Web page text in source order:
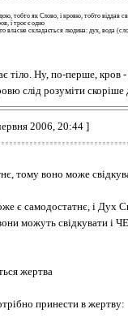
тобто як Слово, і кровю, тобто віддав
і троє є одно
власне складається людина: дух, вода
тіло. Ну, по-перше, кров
слід розуміти
2006, 20:44 ]
тому воно може
є самодостатнє, і Дух
можуть свідкувати і
жертва
принести в жертву: